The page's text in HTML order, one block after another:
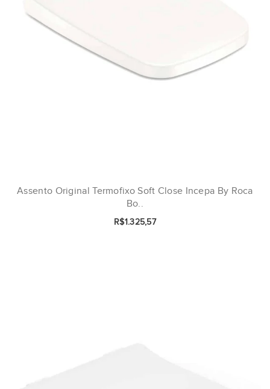
Assento Original Termofixo Soft Close Incepa By Roca
Bo..
R$1.325,57